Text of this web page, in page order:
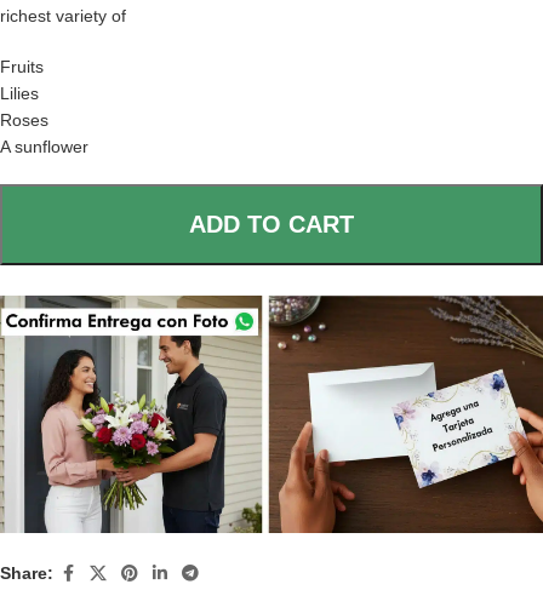
richest variety of
Fruits
Lilies
Roses
A sunflower
ADD TO CART
Share: